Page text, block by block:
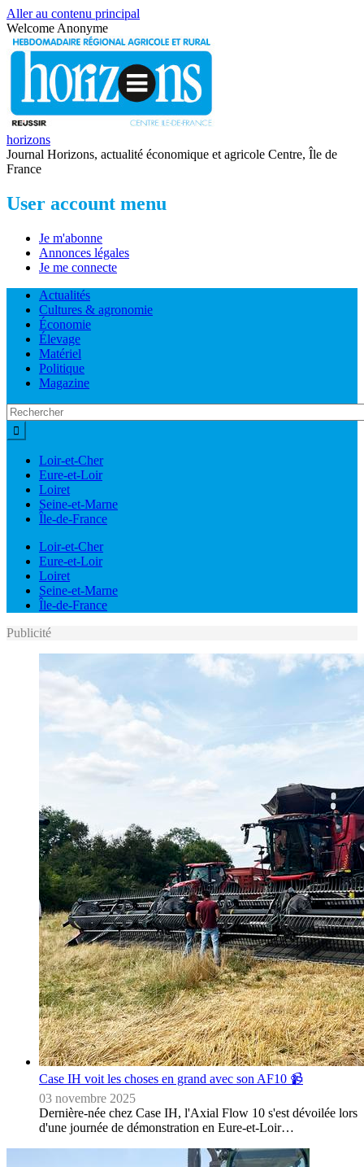
Aller au contenu principal
Welcome Anonyme
horizons
Journal Horizons, actualité économique et agricole Centre, Île de
France
User account menu
Je m'abonne
Annonces légales
Je me connecte
Actualités
Cultures & agronomie
Économie
Élevage
Matériel
Politique
Magazine
Loir-et-Cher
Eure-et-Loir
Loiret
Seine-et-Marne
Île-de-France
Loir-et-Cher
Eure-et-Loir
Loiret
Seine-et-Marne
Île-de-France
Publicité
Case IH voit les choses en grand avec son AF10 📹
03 novembre 2025
Dernière-née chez Case IH, l'Axial Flow 10 s'est dévoilée lors
d'une journée de démonstration en Eure-et-Loir…